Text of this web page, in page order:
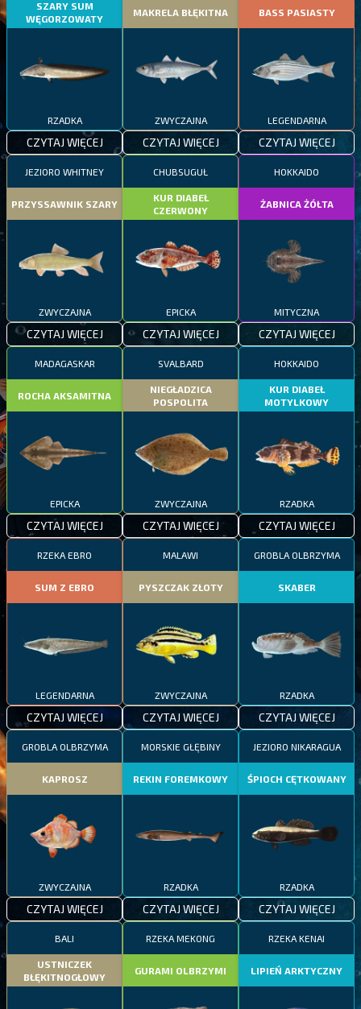
SZARY SUM
WĘGORZOWATY
RZADKA
CZYTAJ WIĘCEJ
MAKRELA BŁĘKITNA
ZWYCZAJNA
CZYTAJ WIĘCEJ
BASS PASIASTY
LEGENDARNA
CZYTAJ WIĘCEJ
JEZIORO WHITNEY
PRZYSSAWNIK SZARY
ZWYCZAJNA
CZYTAJ WIĘCEJ
CHUBSUGUŁ
KUR DIABEŁ
CZERWONY
EPICKA
CZYTAJ WIĘCEJ
HOKKAIDO
ŻABNICA ŻÓŁTA
MITYCZNA
CZYTAJ WIĘCEJ
MADAGASKAR
ROCHA AKSAMITNA
EPICKA
CZYTAJ WIĘCEJ
SVALBARD
NIEGŁADZICA
POSPOLITA
ZWYCZAJNA
CZYTAJ WIĘCEJ
HOKKAIDO
KUR DIABEŁ
MOTYLKOWY
RZADKA
CZYTAJ WIĘCEJ
RZEKA EBRO
SUM Z EBRO
LEGENDARNA
CZYTAJ WIĘCEJ
MALAWI
PYSZCZAK ZŁOTY
ZWYCZAJNA
CZYTAJ WIĘCEJ
GROBLA OLBRZYMA
SKABER
RZADKA
CZYTAJ WIĘCEJ
GROBLA OLBRZYMA
KAPROSZ
ZWYCZAJNA
CZYTAJ WIĘCEJ
MORSKIE GŁĘBINY
REKIN FOREMKOWY
RZADKA
CZYTAJ WIĘCEJ
JEZIORO NIKARAGUA
ŚPIOCH CĘTKOWANY
RZADKA
CZYTAJ WIĘCEJ
BALI
USTNICZEK
BŁĘKITNOGŁOWY
RZEKA MEKONG
GURAMI OLBRZYMI
RZEKA KENAI
LIPIEŃ ARKTYCZNY